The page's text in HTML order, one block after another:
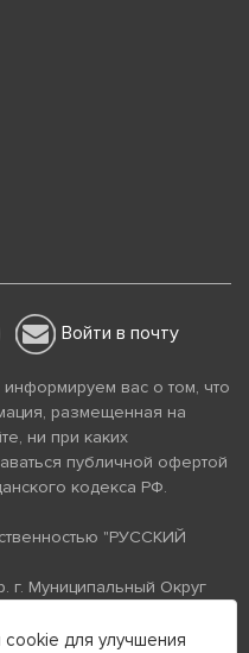
Войти в почту
вас о том, что
размещенная на
ни при каких
публичной офертой
кодекса РФ.
"РУССКИЙ
г. Муниципальный Округ
для улучшения